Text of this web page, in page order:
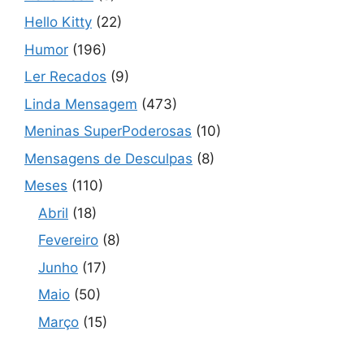
Hello Kitty (22)
Humor (196)
Ler Recados (9)
Linda Mensagem (473)
Meninas SuperPoderosas (10)
Mensagens de Desculpas (8)
Meses (110)
Abril (18)
Fevereiro (8)
Junho (17)
Maio (50)
Março (15)